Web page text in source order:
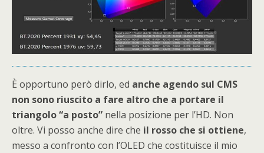
È opportuno però dirlo, ed anche agendo sul CMS
non sono riuscito a fare altro che a portare il
triangolo “a posto” nella posizione per l’HD. Non
oltre. Vi posso anche dire che il rosso che si ottiene,
messo a confronto con l’OLED che costituisce il mio